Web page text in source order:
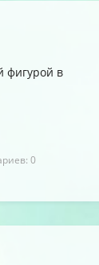
фигурой в
0